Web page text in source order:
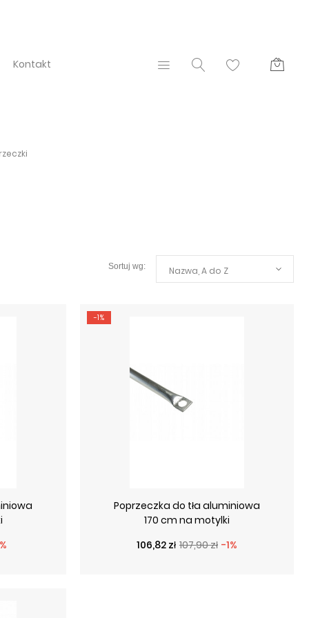
Kontakt
Nazwa, A do Z
-1%
Poprzeczka do tła aluminiowa
170 cm na motylki
Cena podstawowa
107,90 zł -1%
Cena
106,82 zł